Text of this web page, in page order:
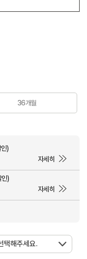
36개월
)
자세히
)
자세히